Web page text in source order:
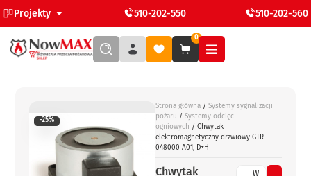
Projekty 510-202-550 510-202-560
0
-25%
Strona główna / Systemy sygnalizacji
pożaru / Systemy odcięć
ogniowych / Chwytak
elektromagnetyczny drzwiowy GTR
048000 A01, D+H
Chwytak
W